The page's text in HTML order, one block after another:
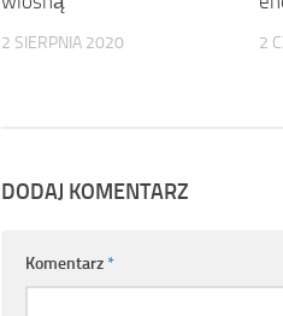
2 SIERPNIA 2020 2
DODAJ KOMENTARZ
Komentarz*